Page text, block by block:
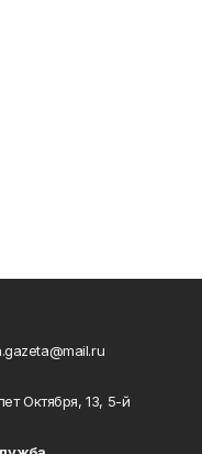
Октября, 13, 5-й